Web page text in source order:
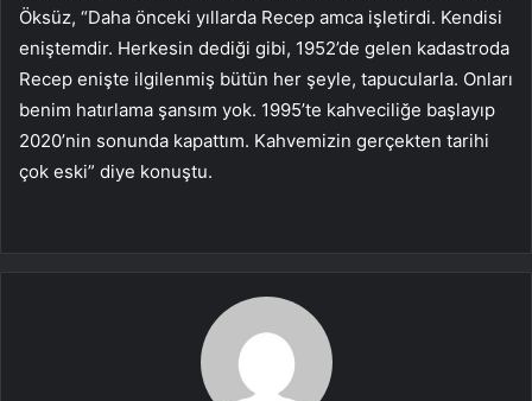
Öksüz, “Daha önceki yıllarda Recep amca işletirdi. Kendisi
eniştemdir. Herkesin dediği gibi, 1952’de gelen kadastroda
Recep enişte ilgilenmiş bütün her şeyle, tapucularla. Onları
benim hatırlama şansım yok. 1995’te kahveciliğe başlayıp
2020’nin sonunda kapattım. Kahvemizin gerçekten tarihi
çok eski” diye konuştu.